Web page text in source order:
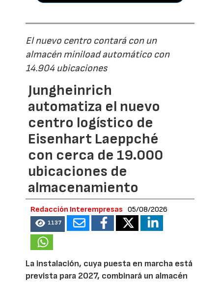
El nuevo centro contará con un
almacén miniload automático con
14.904 ubicaciones
Jungheinrich
automatiza el nuevo
centro logístico de
Eisenhart Laeppché
con cerca de 19.000
ubicaciones de
almacenamiento
Redacción Interempresas 05/08/2026
1137
La instalación, cuya puesta en marcha está
prevista para 2027, combinará un almacén